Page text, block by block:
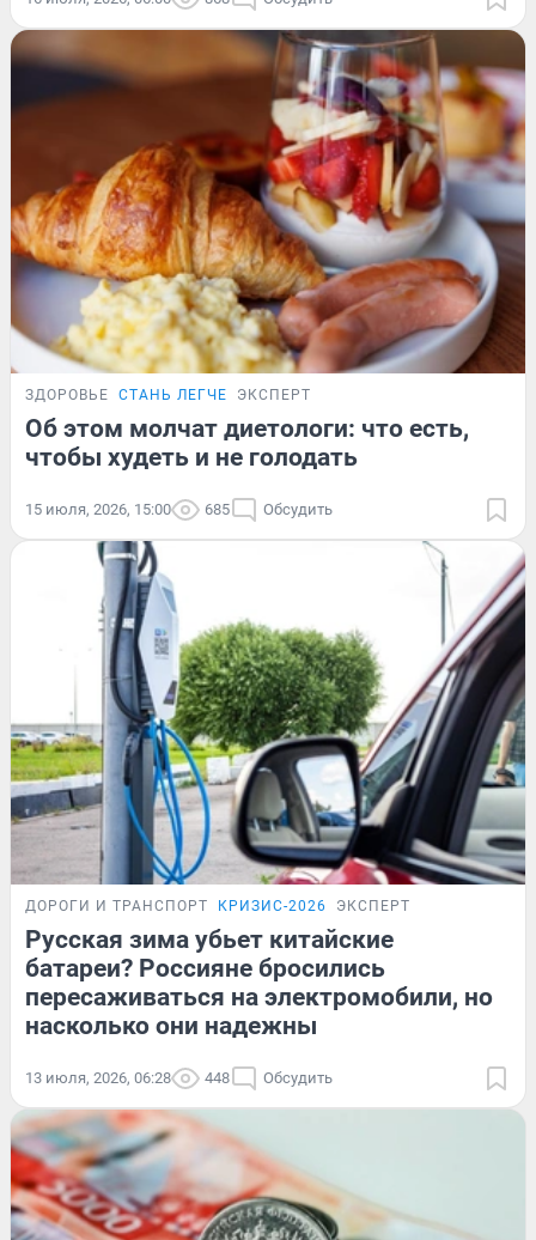
ЗДОРОВЬЕ СТАНЬ ЛЕГЧЕ ЭКСПЕРТ
Об этом молчат диетологи: что есть,
чтобы худеть и не голодать
15 июля, 2026, 15:00 685 Обсудить
ДОРОГИ И ТРАНСПОРТ КРИЗИС-2026 ЭКСПЕРТ
Русская зима убьет китайские
батареи? Россияне бросились
пересаживаться на электромобили, но
насколько они надежны
13 июля, 2026, 06:28 448 Обсудить